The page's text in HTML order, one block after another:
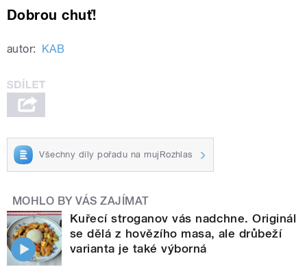
Dobrou chuť!
autor: KAB
Všechny díly pořadu na mujRozhlas
MOHLO BY VÁS ZAJÍMAT
Kuřecí stroganov vás nadchne. Originál
se dělá z hovězího masa, ale drůbeží
varianta je také výborná